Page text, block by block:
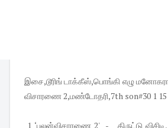
இசை,டூரிங் டாக்கீஸ்,பொங்கி எழு
விசாரணை 2,மண்டோதரி,7th son#30 1 15
1 ‘புலன்விசாரணை 2' - திருட்டு